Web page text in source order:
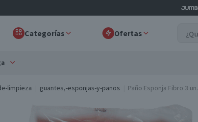
Categorías Ofertas
limpieza guantes,-esponjas-y-panos Paño Esponja Fibro 3 un.